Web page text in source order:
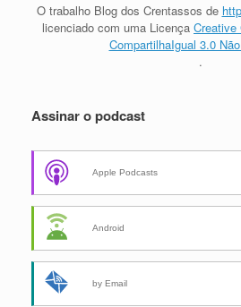
O trabalho Blog dos Crentassos de
licenciado com uma Licença Creative
CompartilhaIgual 3.0
.
Assinar o podcast
Apple Podcasts
Android
by Email